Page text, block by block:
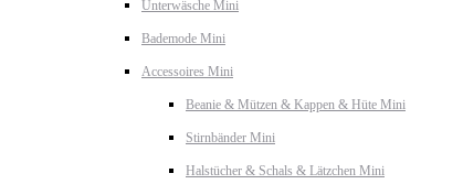
Unterwäsche Mini
Bademode Mini
Accessoires Mini
Beanie & Mützen & Kappen & Hüte Mini
Stirnbänder Mini
Halstücher & Schals & Lätzchen Mini